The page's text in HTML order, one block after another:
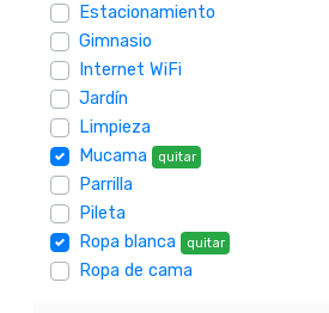
Estacionamiento
Gimnasio
Internet WiFi
Jardín
Limpieza
Mucama quitar
Parrilla
Pileta
Ropa blanca quitar
Ropa de cama